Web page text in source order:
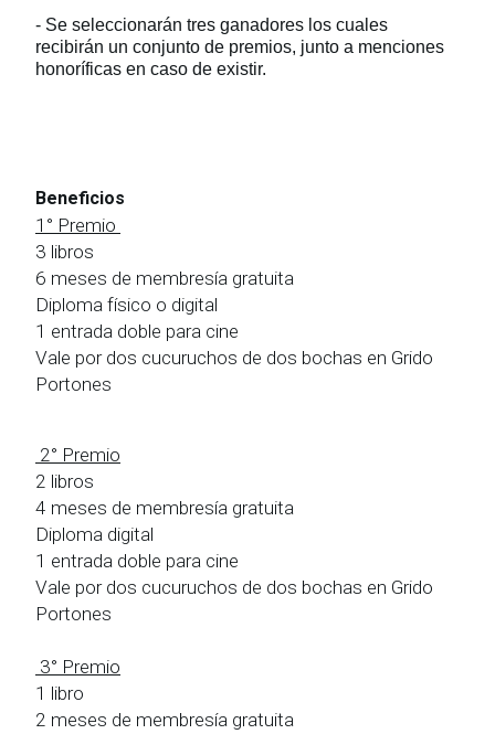
- Se seleccionarán tres ganadores los cuales
recibirán un conjunto de premios, junto a menciones
honoríficas en caso de existir.
Beneficios
1° Premio
3 libros
6 meses de membresía gratuita
Diploma físico o digital
1 entrada doble para cine
Vale por dos cucuruchos de dos bochas en Grido
Portones
2° Premio
2 libros
4 meses de membresía gratuita
Diploma digital
1 entrada doble para cine
Vale por dos cucuruchos de dos bochas en Grido
Portones
3° Premio
1 libro
2 meses de membresía gratuita